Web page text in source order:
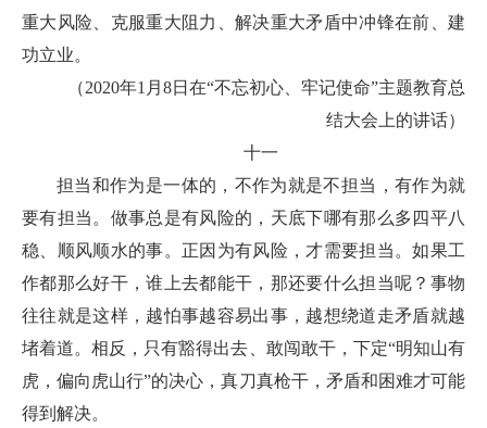
重大风险、克服重大阻力、解决重大矛盾中冲锋在前、建
功立业。
（2020年1月8日在“不忘初心、牢记使命”主题教育总
结大会上的讲话）
十一
担当和作为是一体的，不作为就是不担当，有作为就
要有担当。做事总是有风险的，天底下哪有那么多四平八
稳、顺风顺水的事。正因为有风险，才需要担当。如果工
作都那么好干，谁上去都能干，那还要什么担当呢？事物
往往就是这样，越怕事越容易出事，越想绕道走矛盾就越
堵着道。相反，只有豁得出去、敢闯敢干，下定“明知山有
虎，偏向虎山行”的决心，真刀真枪干，矛盾和困难才可能
得到解决。